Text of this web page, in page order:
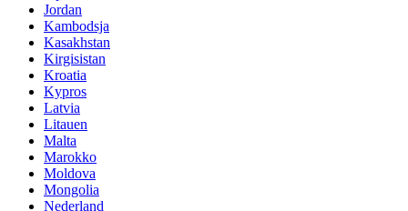
Jordan
Kambodsja
Kasakhstan
Kirgisistan
Kroatia
Kypros
Latvia
Litauen
Malta
Marokko
Moldova
Mongolia
Nederland